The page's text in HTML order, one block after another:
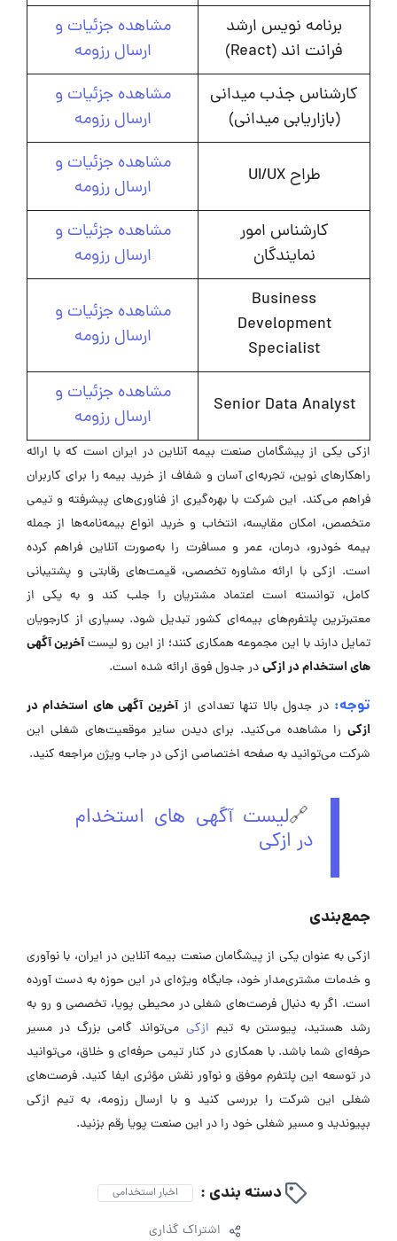
برنامه نویس ارشد
فرانت اند (React)
مشاهده جزئیات و
ارسال رزومه
کارشناس جذب میدانی
(بازاریابی میدانی)
مشاهده جزئیات و
ارسال رزومه
طراح UI/UX
مشاهده جزئیات و
ارسال رزومه
کارشناس امور
نمایندگان
مشاهده جزئیات و
ارسال رزومه
Business
Development
Specialist
مشاهده جزئیات و
ارسال رزومه
Senior Data Analyst
مشاهده جزئیات و
ارسال رزومه
ازکی یکی از پیشگامان صنعت بیمه آنلاین در ایران است که با ارائه
راهکارهای نوین، تجربه‌ای آسان و شفاف از خرید بیمه را برای کاربران
فراهم می‌کند. این شرکت با بهره‌گیری از فناوری‌های پیشرفته و تیمی
متخصص، امکان مقایسه، انتخاب و خرید انواع بیمه‌نامه‌ها از جمله
بیمه خودرو، درمان، عمر و مسافرت را به‌صورت آنلاین فراهم کرده
است. ازکی با ارائه مشاوره تخصصی، قیمت‌های رقابتی و پشتیبانی
کامل، توانسته است اعتماد مشتریان را جلب کند و به یکی از
معتبرترین پلتفرم‌های بیمه‌ای کشور تبدیل شود. بسیاری از کارجویان
تمایل دارند با این مجموعه همکاری کنند؛ از این رو لیستآخرین آگهی
های استخدام در ازکیدر جدول فوق ارائه شده است.
توجه: در جدول بالا تنها تعدادی ازآخرین آگهی های استخدام در
ازکی را مشاهده می‌کنید. برای دیدن سایر موقعیت‌های شغلی این
شرکت می‌توانید به صفحه اختصاصی ازکی در جاب ویژن مراجعه کنید.
🔗لیست آگهی های استخدام
در ازکی
جمع‌بندی
ازکی به عنوان یکی از پیشگامان صنعت بیمه آنلاین در ایران، با نوآوری
و خدمات مشتری‌مدار خود، جایگاه ویژه‌ای در این حوزه به دست آورده
است. اگر به دنبال فرصت‌های شغلی در محیطی پویا، تخصصی و رو به
رشد هستید، پیوستن به تیم ازکی می‌تواند گامی بزرگ در مسیر
حرفه‌ای شما باشد. با همکاری در کنار تیمی حرفه‌ای و خلاق، می‌توانید
در توسعه این پلتفرم موفق و نوآور نقش مؤثری ایفا کنید. فرصت‌های
شغلی این شرکت را بررسی کنید و با ارسال رزومه، به تیم ازکی
بپیوندید و مسیر شغلی خود را در این صنعت پویا رقم بزنید.
دسته بندی : اخبار استخدامی
اشتراک گذاری